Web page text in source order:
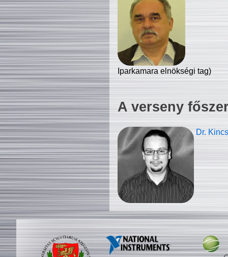
Iparkamara elnökségi tag)
A verseny
Dr.